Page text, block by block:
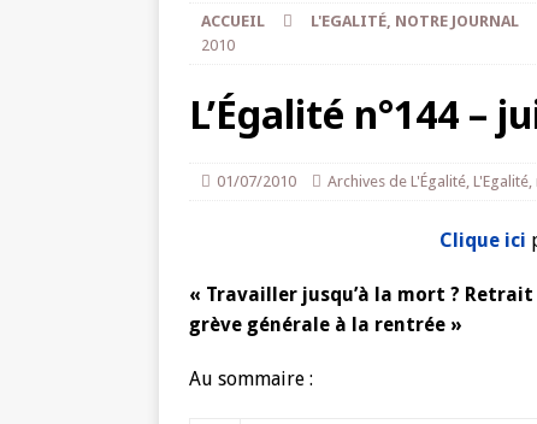
ACCUEIL L'EGALITÉ, NOTRE JOURNAL
2010
L’Égalité n°144 –
01/07/2010 Archives de L'Égalité, L'Egalité,
Clique ici
« Travailler jusqu’à la mort ?
grève générale à la rentrée »
Au sommaire :